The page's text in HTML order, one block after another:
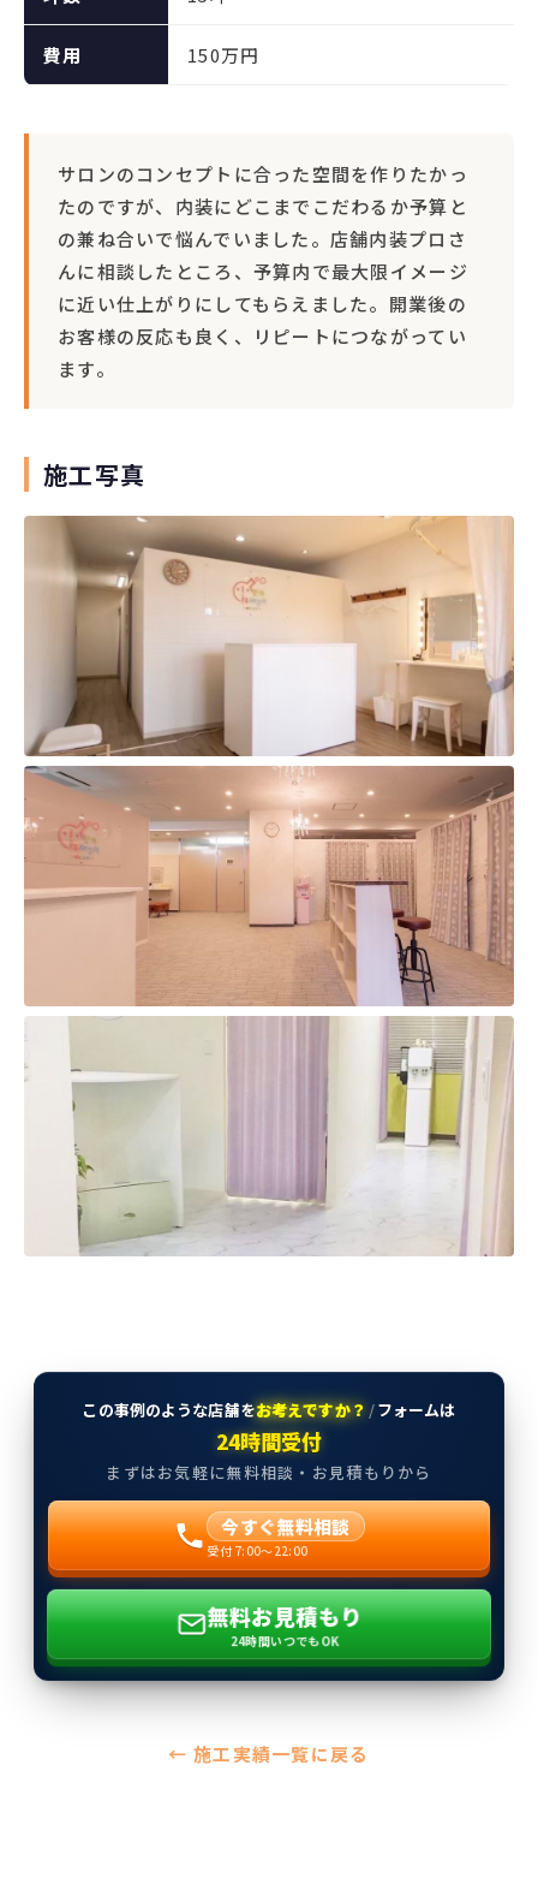
費用 150万円
サロンのコンセプトに合った空間を作りたかっ
たのですが、内装にどこまでこだわるか予算と
の兼ね合いで悩んでいました。店舗内装プロさ
んに相談したところ、予算内で最大限イメージ
に近い仕上がりにしてもらえました。開業後の
お客様の反応も良く、リピートにつながってい
ます。
施工写真
この事例のような店舗をお考えですか？ /フォームは
24時間受付
まずはお気軽に無料相談・お見積もりから
今すぐ無料相談
受付 7:00〜22:00
無料お見積もり
24時間いつでもOK
← 施工実績一覧に戻る